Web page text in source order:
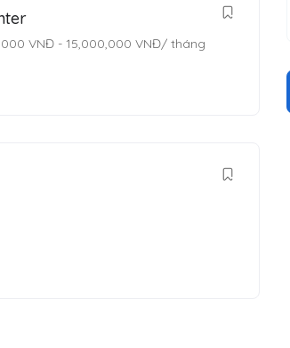
VNĐ - 15,000,000 VNĐ/ tháng